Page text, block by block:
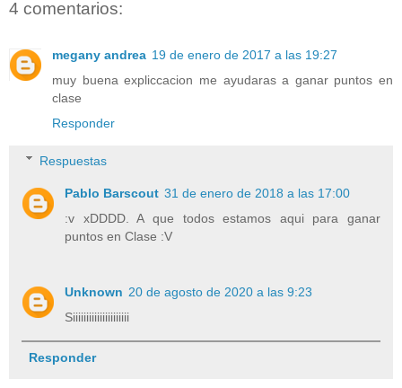
4 comentarios:
megany andrea 19 de enero de 2017 a las 19:27
muy buena expliccacion me ayudaras a ganar puntos en
clase
Responder
Respuestas
Pablo Barscout 31 de enero de 2018 a las 17:00
:v xDDDD. A que todos estamos aqui para ganar
puntos en Clase :V
Unknown 20 de agosto de 2020 a las 9:23
Siiiiiiiiiiiiiiiiiiiii
Responder